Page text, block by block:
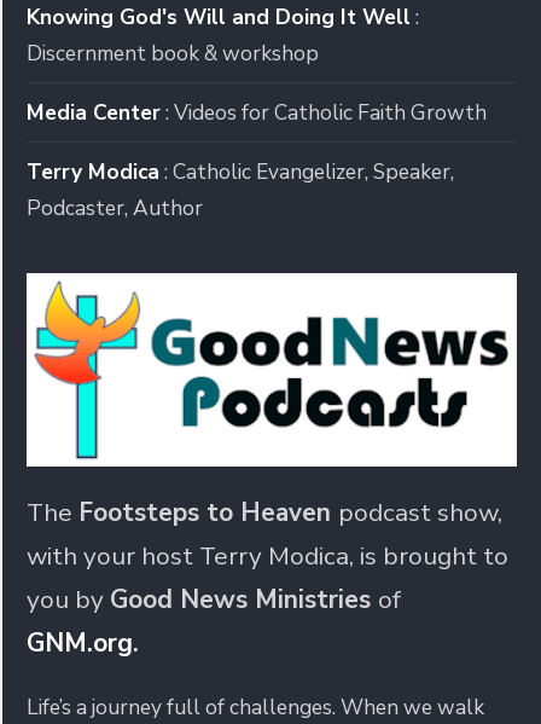
Knowing God's Will and Doing It Well :
Discernment book & workshop
Media Center: Videos for Catholic Faith Growth
Terry Modica : Catholic Evangelizer, Speaker,
Podcaster, Author
The Footsteps to Heaven podcast show,
with your host Terry Modica, is brought to
you by Good News Ministries of
GNM.org.
Life’s a journey full of challenges. When we walk